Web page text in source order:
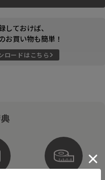
しておけば、
お買い物も簡単！
ロードはこちら